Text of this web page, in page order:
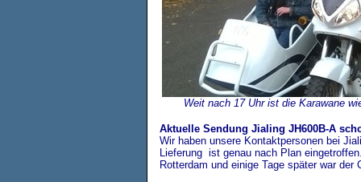
Weit nach 17 Uhr ist die Karawane
Aktuelle Sendung Jialing JH600B-A
Wir haben unsere Kontaktpersonen bei
Lieferung ist genau nach Plan
Rotterdam und einige Tage später war